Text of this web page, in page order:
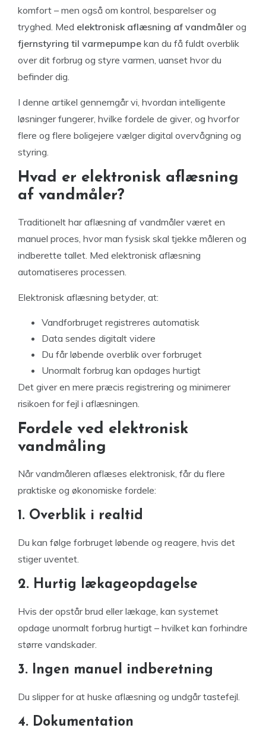
komfort – men også om kontrol, besparelser og
tryghed. Med elektronisk aflæsning af vandmåler og
fjernstyring til varmepumpe kan du få fuldt overblik
over dit forbrug og styre varmen, uanset hvor du
befinder dig.
I denne artikel gennemgår vi, hvordan intelligente
løsninger fungerer, hvilke fordele de giver, og hvorfor
flere og flere boligejere vælger digital overvågning og
styring.
Hvad er elektronisk aflæsning
af vandmåler?
Traditionelt har aflæsning af vandmåler været en
manuel proces, hvor man fysisk skal tjekke måleren og
indberette tallet. Med elektronisk aflæsning
automatiseres processen.
Elektronisk aflæsning betyder, at:
Vandforbruget registreres automatisk
Data sendes digitalt videre
Du får løbende overblik over forbruget
Unormalt forbrug kan opdages hurtigt
Det giver en mere præcis registrering og minimerer
risikoen for fejl i aflæsningen.
Fordele ved elektronisk
vandmåling
Når vandmåleren aflæses elektronisk, får du flere
praktiske og økonomiske fordele:
1. Overblik i realtid
Du kan følge forbruget løbende og reagere, hvis det
stiger uventet.
2. Hurtig lækageopdagelse
Hvis der opstår brud eller lækage, kan systemet
opdage unormalt forbrug hurtigt – hvilket kan forhindre
større vandskader.
3. Ingen manuel indberetning
Du slipper for at huske aflæsning og undgår tastefejl.
4. Dokumentation